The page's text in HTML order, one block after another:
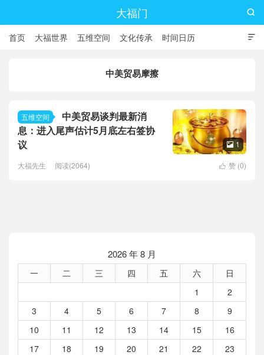
大福门

首页 大福世界 五维空间 文化传承 时间日历

中美贸易摩擦
五维空间
中美贸易谈判最新消
息：进入尾声估计5月底左右签协
议
 1
 赞 (0)
大福先生 阅读(2064)
2026 年 8 月
一 二 三 四 五 六
日
1
2
3
4 5 6 7 8
9
10
11 12 13 14 15
16
17
18 19 20 21 22
23